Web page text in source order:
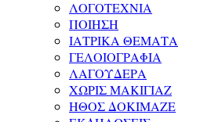
ΛΟΓΟΤΕΧΝΙΑ
ΠΟΙΗΣΗ
ΙΑΤΡΙΚΑ ΘΕΜΑΤΑ
ΓΕΛΟΙΟΓΡΑΦΙΑ
ΛΑΓΟΥΔΕΡΑ
ΧΩΡΙΣ ΜΑΚΙΓΙΑΖ
ΗΘΟΣ ΔΟΚΙΜΑΖΕ